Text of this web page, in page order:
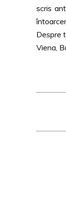
scris
Despre
Viena,